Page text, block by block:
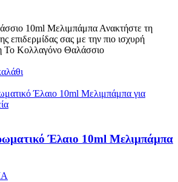
10ml Μελιμπάμπα Ανακτήστε τη
επιδερμίδας σας με την πιο ισχυρή
Το Κολλαγόνο Θαλάσσιο
Έλαιο 10ml Μελιμπάμπα